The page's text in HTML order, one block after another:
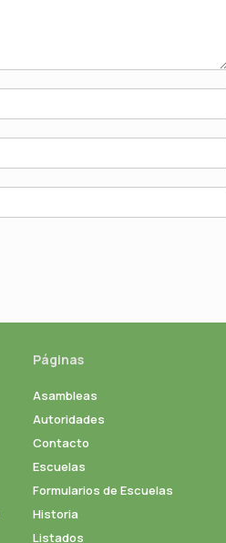
Páginas
Asambleas
Autoridades
Contacto
Escuelas
Formularios de Escuelas
Historia
Listados